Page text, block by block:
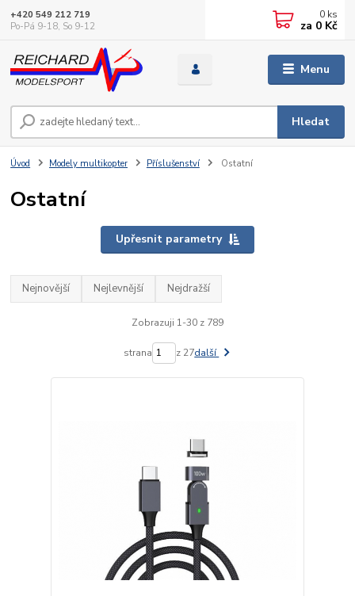
Menu
Hledat
+420 549 212 719
Po-Pá 9-18, So 9-12
0 ks
za 0 Kč
Úvod Modely multikopter Příslušenství Ostatní
Ostatní
Upřesnit parametry
Nejnovější Nejlevnější Nejdražší
Zobrazuji 1-30 z 789
strana z 27další